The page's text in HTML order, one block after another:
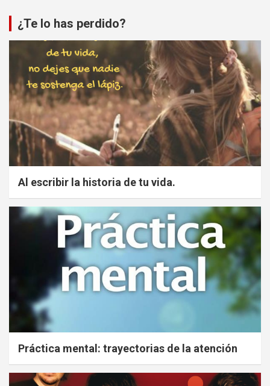
¿Te lo has perdido?
Al escribir la historia de tu vida.
Práctica mental: trayectorias de la atención